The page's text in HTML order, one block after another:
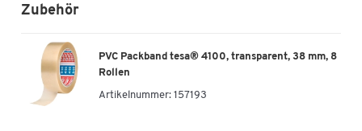
Zubehör
PVC Packband tesa® 4100, transparent, 38 mm, 8
Rollen
Artikelnummer: 157193